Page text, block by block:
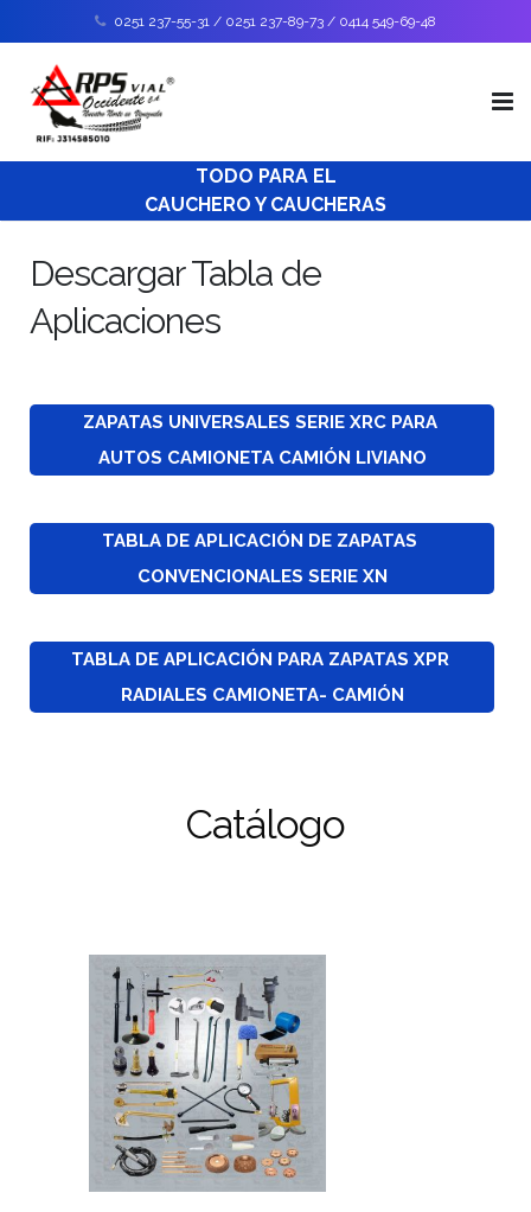
0251 237-55-31 / 0251 237-89-73 / 0414 549-69-48
Catálogo de productos
Envíos
Contáctanos
TODO PARA EL
CAUCHERO Y CAUCHERAS
Descargar Tabla de
Aplicaciones
ZAPATAS UNIVERSALES SERIE XRC PARA
AUTOS CAMIONETA CAMIÓN LIVIANO
TABLA DE APLICACIÓN DE ZAPATAS
CONVENCIONALES SERIE XN
TABLA DE APLICACIÓN PARA ZAPATAS XPR
RADIALES CAMIONETA- CAMIÓN
Catálogo